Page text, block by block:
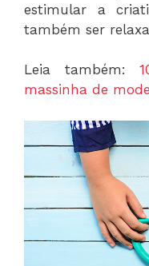
estimular a
também ser
Leia também:
massinha de